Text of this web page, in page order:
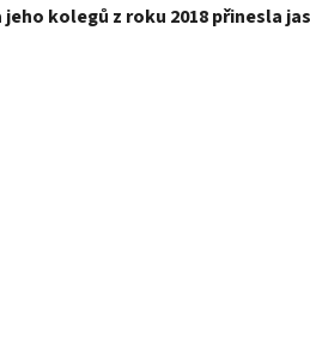
jeho kolegů z roku 2018 přinesla